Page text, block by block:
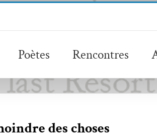
Poètes Rencontres
des choses